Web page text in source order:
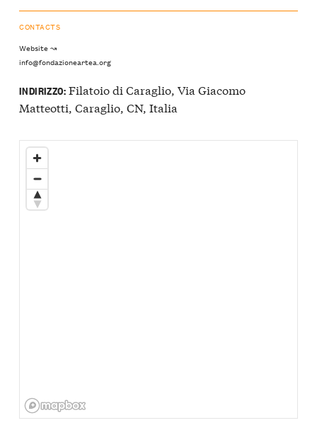
CONTACTS
Website ↝
info@fondazioneartea.org
INDIRIZZO:Filatoio di Caraglio, Via Giacomo
Matteotti, Caraglio, CN, Italia